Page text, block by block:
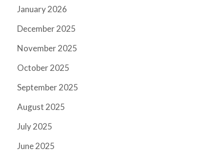
January 2026
December 2025
November 2025
October 2025
September 2025
August 2025
July 2025
June 2025